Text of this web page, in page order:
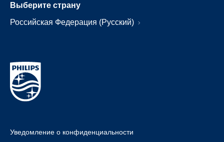
Выберите страну
Российская Федерация (Русский)
Уведомление о конфиденциальности